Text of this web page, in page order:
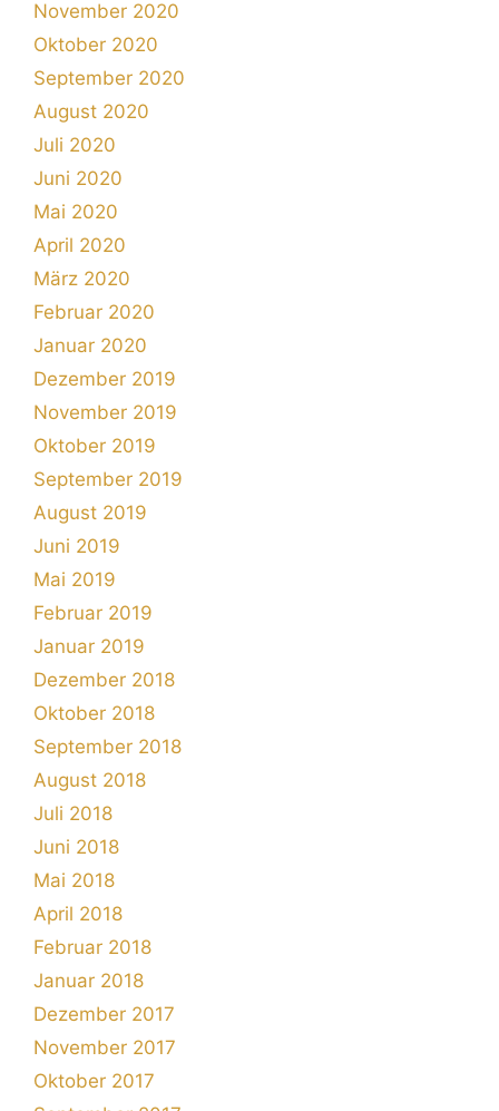
November 2020
Oktober 2020
September 2020
August 2020
Juli 2020
Juni 2020
Mai 2020
April 2020
März 2020
Februar 2020
Januar 2020
Dezember 2019
November 2019
Oktober 2019
September 2019
August 2019
Juni 2019
Mai 2019
Februar 2019
Januar 2019
Dezember 2018
Oktober 2018
September 2018
August 2018
Juli 2018
Juni 2018
Mai 2018
April 2018
Februar 2018
Januar 2018
Dezember 2017
November 2017
Oktober 2017